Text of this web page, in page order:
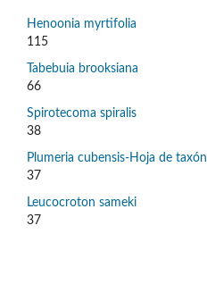
Henoonia myrtifolia
115
Tabebuia brooksiana
66
Spirotecoma spiralis
38
Plumeria cubensis-Hoja de taxón
37
Leucocroton sameki
37